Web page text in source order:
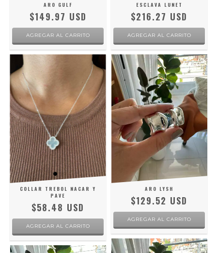
ARO GULF
$149.97 USD
ESCLAVA LUNET
$216.27 USD
COLLAR TREBOL NACAR Y
PAVE
$58.48 USD
ARO LYSH
$129.52 USD